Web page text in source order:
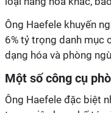
Ông Haefele khuyến
6% tỷ trọng danh mục
dạng hóa và phòng
Một số công cụ
Ông Haefele đặc biệt